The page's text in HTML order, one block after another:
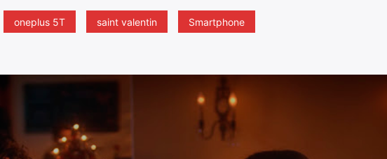
oneplus 5T saint valentin Smartphone